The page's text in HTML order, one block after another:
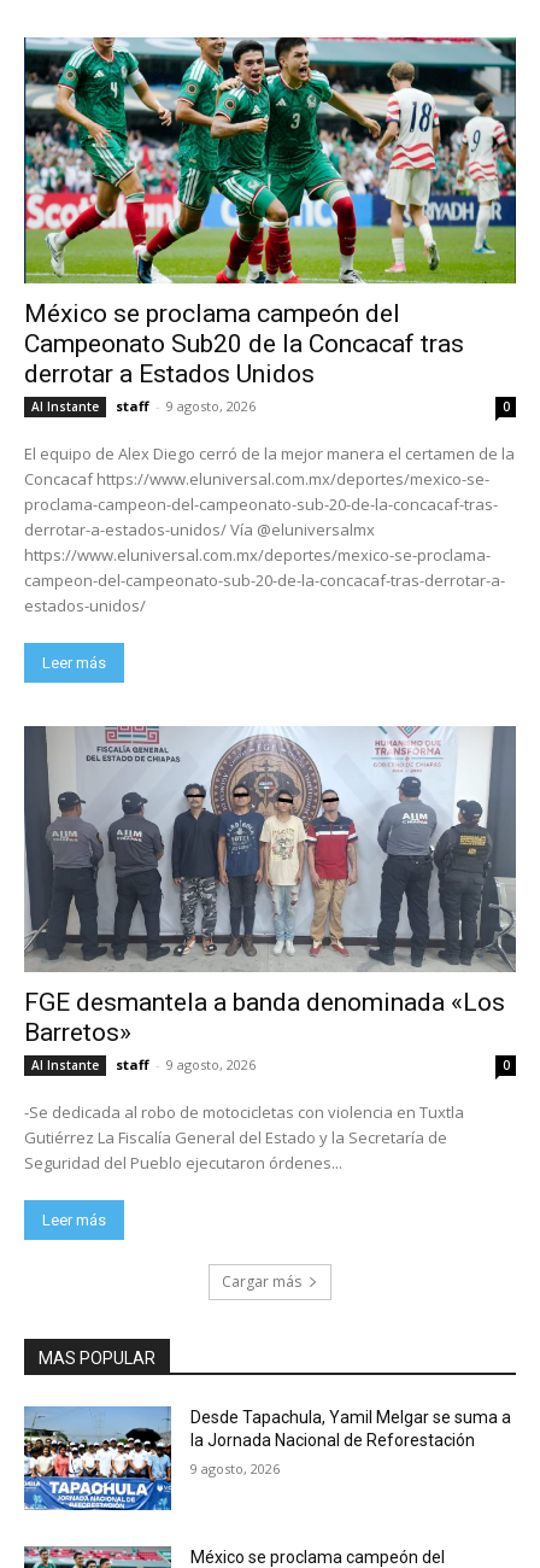
México se proclama campeón del
Campeonato Sub20 de la Concacaf tras
derrotar a Estados Unidos
Al Instante staff - 9 agosto, 2026 0
El equipo de Alex Diego cerró de la mejor manera el certamen de la
Concacaf https://www.eluniversal.com.mx/deportes/mexico-se-
proclama-campeon-del-campeonato-sub-20-de-la-concacaf-tras-
derrotar-a-estados-unidos/ Vía @eluniversalmx
https://www.eluniversal.com.mx/deportes/mexico-se-proclama-
campeon-del-campeonato-sub-20-de-la-concacaf-tras-derrotar-a-
estados-unidos/
Leer más
FGE desmantela a banda denominada «Los
Barretos»
Al Instante staff - 9 agosto, 2026 0
-Se dedicada al robo de motocicletas con violencia en Tuxtla
Gutiérrez La Fiscalía General del Estado y la Secretaría de
Seguridad del Pueblo ejecutaron órdenes...
Leer más
Cargar más
MAS POPULAR
Desde Tapachula, Yamil Melgar se suma a
la Jornada Nacional de Reforestación
9 agosto, 2026
México se proclama campeón del